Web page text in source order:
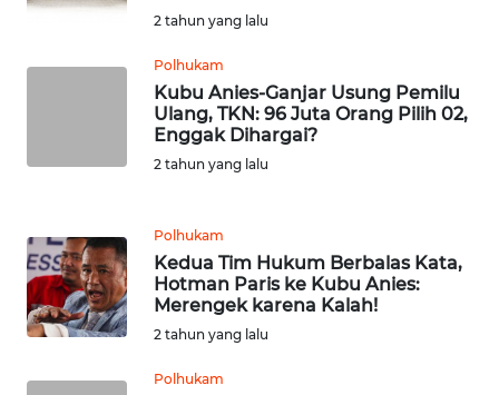
2 tahun yang lalu
Polhukam
Kubu Anies-Ganjar Usung Pemilu
Ulang, TKN: 96 Juta Orang Pilih 02,
Enggak Dihargai?
2 tahun yang lalu
Polhukam
Kedua Tim Hukum Berbalas Kata,
Hotman Paris ke Kubu Anies:
Merengek karena Kalah!
2 tahun yang lalu
Polhukam
SERDANG
WN
TEBING
TINGGI